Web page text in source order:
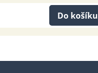
Do košíku